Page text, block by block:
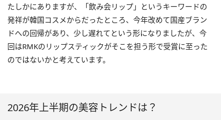
たしかにありますが、「飲み会リップ」というキーワードの
発祥が韓国コスメからだったところ、今年改めて国産ブラン
ドへの回帰があり、少し遅れてという形になりましたが、今
回はRMKのリップスティックがそこを担う形で受賞に至った
のではないかと考えています。
2026年上半期の美容トレンドは？